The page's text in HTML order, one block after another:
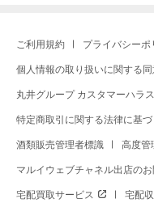
ご利用規約 プライバシーポ
個人情報の取り扱いに関する
丸井グループ カスタマーハラ
特定商取引に関する法律に基
酒類販売管理者標識 高度管
マルイウェブチャネル出店の
宅配買取サービス 宅配